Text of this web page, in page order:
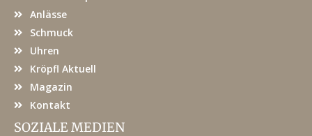
Anlässe
Schmuck
Uhren
Kröpfl Aktuell
Magazin
Kontakt
SOZIALE MEDIEN